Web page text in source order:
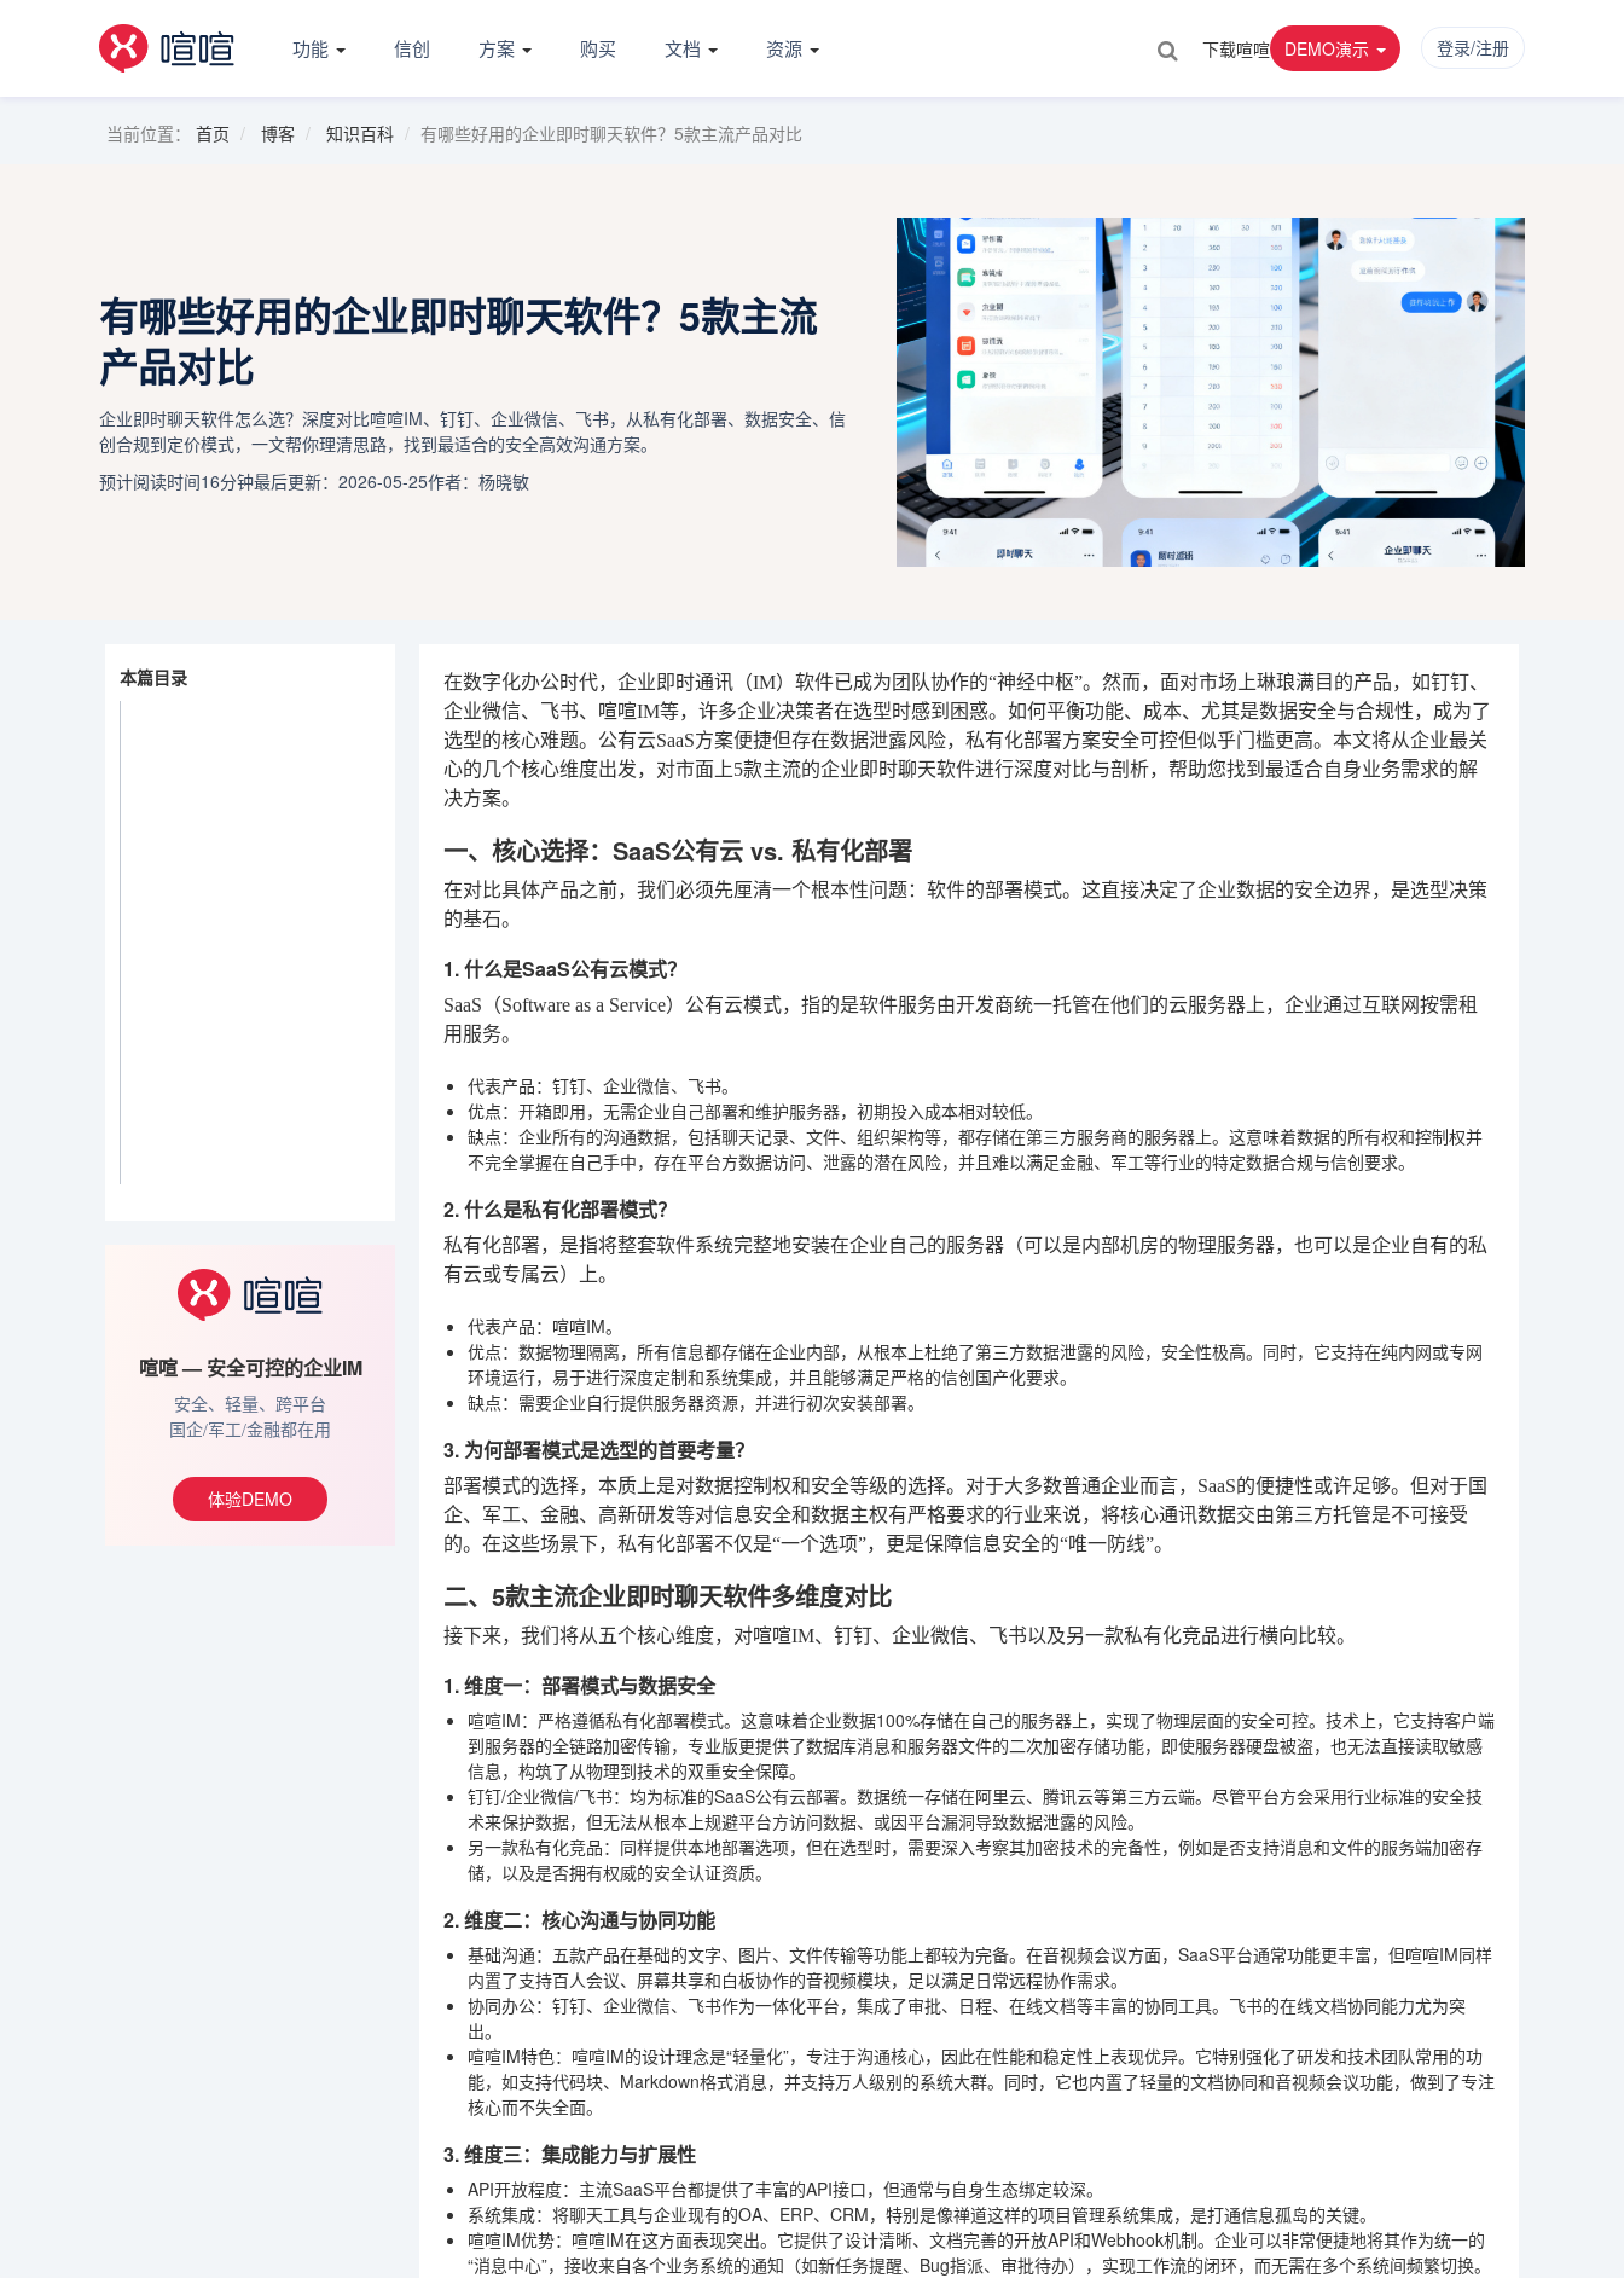
功能 信创 方案 购买 文档 资源 下载喧喧 DEMO演示 登录/注册
当前位置： 首页 博客 知识百科 有哪些好用的企业即时聊天软件？5款主流产品对比
有哪些好用的企业即时聊天软件？5款主流
产品对比
企业即时聊天软件怎么选？深度对比喧喧IM、钉钉、企业微信、飞书，从私有化部署、数据安全、信
创合规到定价模式，一文帮你理清思路，找到最适合的安全高效沟通方案。
预计阅读时间16分钟最后更新：2026-05-25作者：杨晓敏
本篇目录
喧喧 — 安全可控的企业IM
安全、轻量、跨平台
国企/军工/金融都在用
体验DEMO
在数字化办公时代，企业即时通讯（IM）软件已成为团队协作的“神经中枢”。然而，面对市场上琳琅满目的产品，如钉钉、
企业微信、飞书、喧喧IM等，许多企业决策者在选型时感到困惑。如何平衡功能、成本、尤其是数据安全与合规性，成为了
选型的核心难题。公有云SaaS方案便捷但存在数据泄露风险，私有化部署方案安全可控但似乎门槛更高。本文将从企业最关
心的几个核心维度出发，对市面上5款主流的企业即时聊天软件进行深度对比与剖析，帮助您找到最适合自身业务需求的解
决方案。
一、核心选择：SaaS公有云 vs. 私有化部署
在对比具体产品之前，我们必须先厘清一个根本性问题：软件的部署模式。这直接决定了企业数据的安全边界，是选型决策
的基石。
1. 什么是SaaS公有云模式？
SaaS（Software as a Service）公有云模式，指的是软件服务由开发商统一托管在他们的云服务器上，企业通过互联网按需租
用服务。
代表产品：钉钉、企业微信、飞书。
优点：开箱即用，无需企业自己部署和维护服务器，初期投入成本相对较低。
缺点：企业所有的沟通数据，包括聊天记录、文件、组织架构等，都存储在第三方服务商的服务器上。这意味着数据的所有权和控制权并
不完全掌握在自己手中，存在平台方数据访问、泄露的潜在风险，并且难以满足金融、军工等行业的特定数据合规与信创要求。
2. 什么是私有化部署模式？
私有化部署，是指将整套软件系统完整地安装在企业自己的服务器（可以是内部机房的物理服务器，也可以是企业自有的私
有云或专属云）上。
代表产品：喧喧IM。
优点：数据物理隔离，所有信息都存储在企业内部，从根本上杜绝了第三方数据泄露的风险，安全性极高。同时，它支持在纯内网或专网
环境运行，易于进行深度定制和系统集成，并且能够满足严格的信创国产化要求。
缺点：需要企业自行提供服务器资源，并进行初次安装部署。
3. 为何部署模式是选型的首要考量？
部署模式的选择，本质上是对数据控制权和安全等级的选择。对于大多数普通企业而言，SaaS的便捷性或许足够。但对于国
企、军工、金融、高新研发等对信息安全和数据主权有严格要求的行业来说，将核心通讯数据交由第三方托管是不可接受
的。在这些场景下，私有化部署不仅是“一个选项”，更是保障信息安全的“唯一防线”。
二、5款主流企业即时聊天软件多维度对比
接下来，我们将从五个核心维度，对喧喧IM、钉钉、企业微信、飞书以及另一款私有化竞品进行横向比较。
1. 维度一：部署模式与数据安全
喧喧IM：严格遵循私有化部署模式。这意味着企业数据100%存储在自己的服务器上，实现了物理层面的安全可控。技术上，它支持客户端
到服务器的全链路加密传输，专业版更提供了数据库消息和服务器文件的二次加密存储功能，即使服务器硬盘被盗，也无法直接读取敏感
信息，构筑了从物理到技术的双重安全保障。
钉钉/企业微信/飞书：均为标准的SaaS公有云部署。数据统一存储在阿里云、腾讯云等第三方云端。尽管平台方会采用行业标准的安全技
术来保护数据，但无法从根本上规避平台方访问数据、或因平台漏洞导致数据泄露的风险。
另一款私有化竞品：同样提供本地部署选项，但在选型时，需要深入考察其加密技术的完备性，例如是否支持消息和文件的服务端加密存
储，以及是否拥有权威的安全认证资质。
2. 维度二：核心沟通与协同功能
基础沟通：五款产品在基础的文字、图片、文件传输等功能上都较为完备。在音视频会议方面，SaaS平台通常功能更丰富，但喧喧IM同样
内置了支持百人会议、屏幕共享和白板协作的音视频模块，足以满足日常远程协作需求。
协同办公：钉钉、企业微信、飞书作为一体化平台，集成了审批、日程、在线文档等丰富的协同工具。飞书的在线文档协同能力尤为突
出。
喧喧IM特色：喧喧IM的设计理念是“轻量化”，专注于沟通核心，因此在性能和稳定性上表现优异。它特别强化了研发和技术团队常用的功
能，如支持代码块、Markdown格式消息，并支持万人级别的系统大群。同时，它也内置了轻量的文档协同和音视频会议功能，做到了专注
核心而不失全面。
3. 维度三：集成能力与扩展性
API开放程度：主流SaaS平台都提供了丰富的API接口，但通常与自身生态绑定较深。
系统集成：将聊天工具与企业现有的OA、ERP、CRM，特别是像禅道这样的项目管理系统集成，是打通信息孤岛的关键。
喧喧IM优势：喧喧IM在这方面表现突出。它提供了设计清晰、文档完善的开放API和Webhook机制。企业可以非常便捷地将其作为统一的
“消息中心”，接收来自各个业务系统的通知（如新任务提醒、Bug指派、审批待办），实现工作流的闭环，而无需在多个系统间频繁切换。